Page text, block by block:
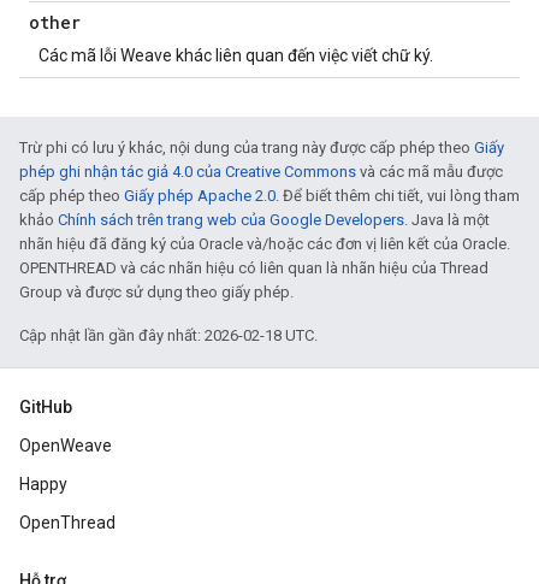
other
Các mã lỗi Weave khác liên quan đến việc viết chữ ký.
Trừ phi có lưu ý khác, nội dung của trang này được cấp phép theo Giấy
phép ghi nhận tác giả 4.0 của Creative Commons và các mã mẫu được
cấp phép theo Giấy phép Apache 2.0. Để biết thêm chi tiết, vui lòng tham
khảo Chính sách trên trang web của Google Developers. Java là một
nhãn hiệu đã đăng ký của Oracle và/hoặc các đơn vị liên kết của Oracle.
OPENTHREAD và các nhãn hiệu có liên quan là nhãn hiệu của Thread
Group và được sử dụng theo giấy phép.
Cập nhật lần gần đây nhất: 2026-02-18 UTC.
GitHub
OpenWeave
Happy
OpenThread